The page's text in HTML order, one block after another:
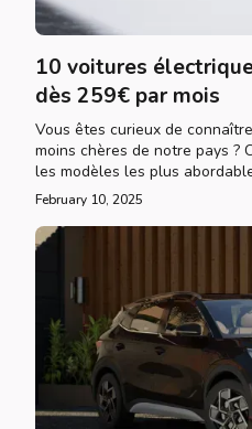
10 voitures
dès 259€ par mois
Vous êtes curieux de
moins chères de notre pays ?
les modèles les plus
February 10, 2025